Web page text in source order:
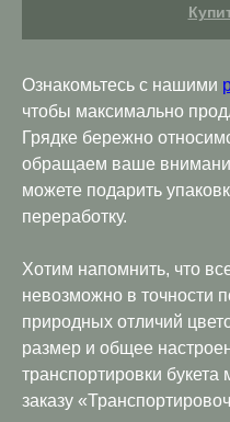
Ознакомьтесь с нашими
чтобы максимально
Грядке бережно
обращаем ваше
можете подарить
переработку.
Хотим напомнить, что
невозможно в точности
природных отличий
размер и общее
транспортировки
заказу